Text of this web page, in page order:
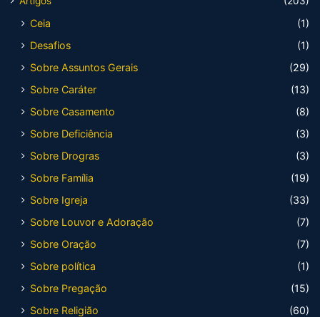
Ceia
(1)
Desafios
(1)
Sobre Assuntos Gerais
(29)
Sobre Caráter
(13)
Sobre Casamento
(8)
Sobre Deficiência
(3)
Sobre Drogras
(3)
Sobre Família
(19)
Sobre Igreja
(33)
Sobre Louvor e Adoração
(7)
Sobre Oração
(7)
Sobre política
(1)
Sobre Pregação
(15)
Sobre Religião
(60)